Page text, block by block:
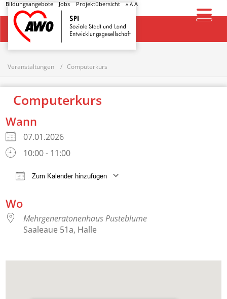
Bildungsangebote Jobs Projektübersicht A AA
Startseite
Veranstaltungen Computerkurs
Computerkurs
Wann
07.01.2026
10:00 - 11:00
Zum Kalender hinzufügen
Wo
Mehrgeneratonenhaus Pusteblume
Saaleaue 51a, Halle